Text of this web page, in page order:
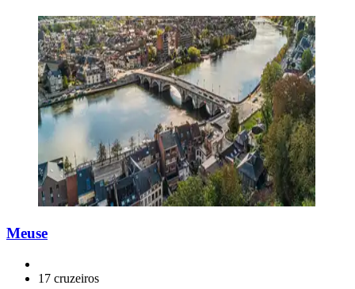
Meuse
17 cruzeiros